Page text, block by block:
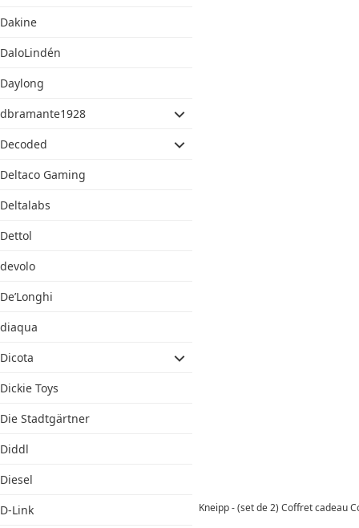
Dakine
DaloLindén
Daylong
dbramante1928
Decoded
Deltaco Gaming
Deltalabs
Dettol
devolo
De’Longhi
diaqua
Dicota
Dickie Toys
Die Stadtgärtner
Diddl
Diesel
D-Link
Kneipp - (set de 2) Coffret cadeau